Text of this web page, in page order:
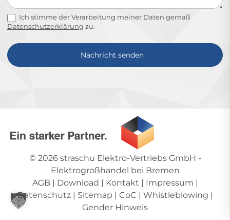
Ich stimme der Verarbeitung meiner Daten gemäß
Datenschutzerklärung zu.
Nachricht senden
© 2026 straschu Elektro-Vertriebs GmbH -
Elektrogroßhandel bei Bremen
AGB | Download | Kontakt | Impressum |
Datenschutz| Sitemap | CoC | Whistleblowing |
Gender Hinweis